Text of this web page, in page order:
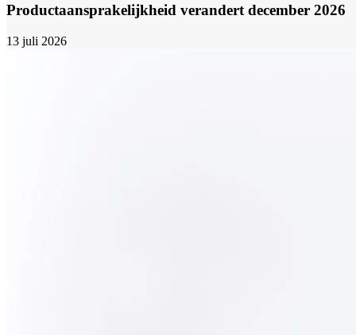
Productaansprakelijkheid verandert december 2026
13 juli 2026